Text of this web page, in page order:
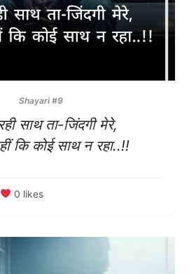
Shayari #9
साथ ता-जिंदगी मेरे,
कि कोई साथ न रहा..!!
0 likes